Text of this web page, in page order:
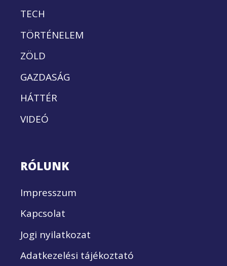
TECH
TÖRTÉNELEM
ZÖLD
GAZDASÁG
HÁTTÉR
VIDEÓ
RÓLUNK
Impresszum
Kapcsolat
Jogi nyilatkozat
Adatkezelési tájékoztató